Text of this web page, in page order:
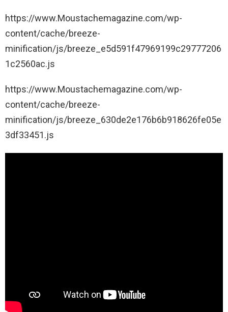
https://www.Moustachemagazine.com/wp-
content/cache/breeze-
minification/js/breeze_e5d591f47969199c29777206
1c2560ac.js
https://www.Moustachemagazine.com/wp-
content/cache/breeze-
minification/js/breeze_630de2e176b6b918626fe05e
3df33451.js